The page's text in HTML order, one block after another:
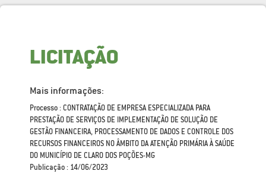
LICITAÇÃO
Mais informações:
Processo : CONTRATAÇÃO DE EMPRESA ESPECIALIZADA PARA
PRESTAÇÃO DE SERVIÇOS DE IMPLEMENTAÇÃO DE SOLUÇÃO DE
GESTÃO FINANCEIRA, PROCESSAMENTO DE DADOS E CONTROLE DOS
RECURSOS FINANCEIROS NO ÂMBITO DA ATENÇÃO PRIMÁRIA À SAÚDE
DO MUNICÍPIO DE CLARO DOS POÇÕES-MG
Publicação : 14/06/2023